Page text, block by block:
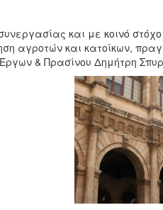
και με κοινό
αγροτών και κατοίκων,
& Πρασίνου Δημήτρη